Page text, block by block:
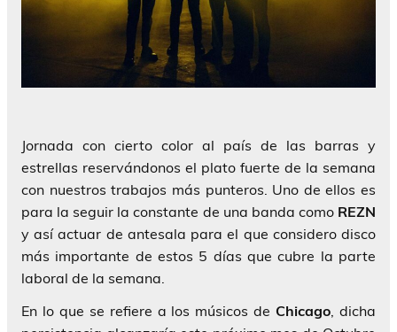
Jornada con cierto color al país de las barras y
estrellas reservándonos el plato fuerte de la semana
con nuestros trabajos más punteros. Uno de ellos es
para la seguir la constante de una banda como REZN
y así actuar de antesala para el que considero disco
más importante de estos 5 días que cubre la parte
laboral de la semana.
En lo que se refiere a los músicos deChicago, dicha